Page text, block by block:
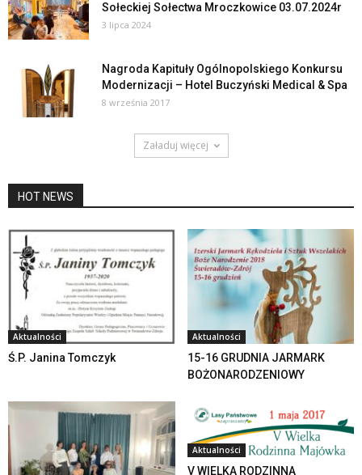
Sołeckiej Sołectwa Mroczkowice 03.07.2024r
3 lipca 2024
Nagroda Kapituły Ogólnopolskiego Konkursu
Modernizacji – Hotel Buczyński Medical & Spa
8 września 2017
Załaduj więcej
HOT NEWS
Aktualności
Ś.P. Janina Tomczyk
Aktualności
15-16 GRUDNIA JARMARK
BOŻONARODZENIOWY
Aktualności
V WIELKA RODZINNA